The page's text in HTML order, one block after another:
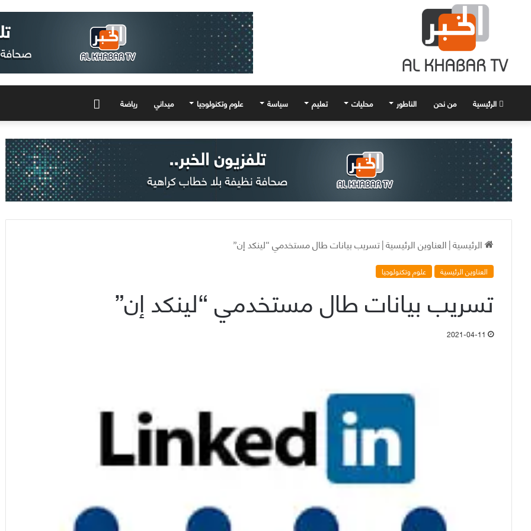
الرئيسية من نحن الناطور محليات تعليم سياسة علوم وتكنولوجيا ميداني رياضة
الرئيسية|العناوين الرئيسية|تسريب بيانات طال مستخدمي “لينكد إن”
العناوين الرئيسية علوم وتكنولوجيا
تسريب بيانات طال مستخدمي “لينكد إن”
2021-04-11